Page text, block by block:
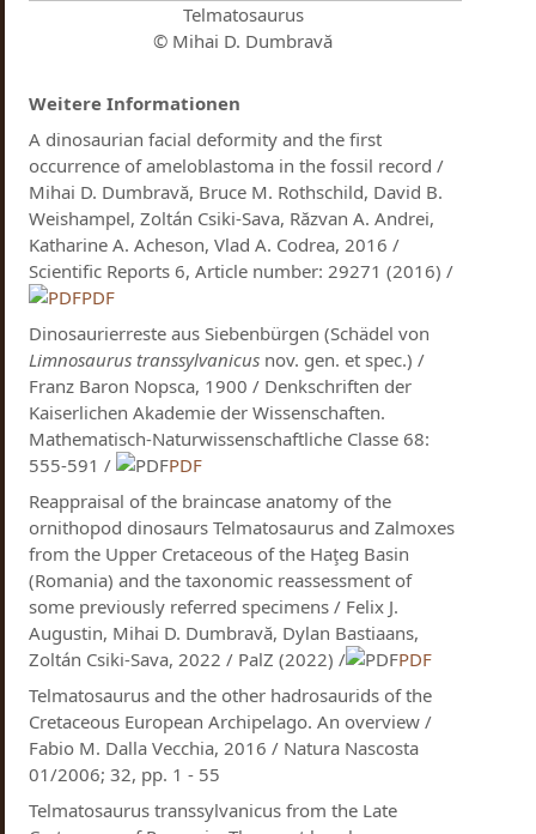
Telmatosaurus
© Mihai D. Dumbravă
Weitere Informationen
A dinosaurian facial deformity and the first
occurrence of ameloblastoma in the fossil record /
Mihai D. Dumbravă, Bruce M. Rothschild, David B.
Weishampel, Zoltán Csiki-Sava, Răzvan A. Andrei,
Katharine A. Acheson, Vlad A. Codrea, 2016 /
Scientific Reports 6, Article number: 29271 (2016) /
PDF
Dinosaurierreste aus Siebenbürgen (Schädel von
Limnosaurus transsylvanicus nov. gen. et spec.) /
Franz Baron Nopsca, 1900 / Denkschriften der
Kaiserlichen Akademie der Wissenschaften.
Mathematisch-Naturwissenschaftliche Classe 68:
555-591 /
PDF
Reappraisal of the braincase anatomy of the
ornithopod dinosaurs Telmatosaurus and Zalmoxes
from the Upper Cretaceous of the Haţeg Basin
(Romania) and the taxonomic reassessment of
some previously referred specimens / Felix J.
Augustin, Mihai D. Dumbravă, Dylan Bastiaans,
Zoltán Csiki-Sava, 2022 / PalZ (2022) /
PDF
Telmatosaurus and the other hadrosaurids of the
Cretaceous European Archipelago. An overview /
Fabio M. Dalla Vecchia, 2016 / Natura Nascosta
01/2006; 32, pp. 1 - 55
Telmatosaurus transsylvanicus from the Late